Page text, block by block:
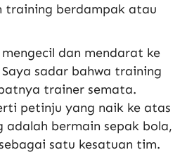
training berdampak atau
dan mendarat ke
sadar bahwa training
trainer semata.
petinju yang naik ke atas
adalah bermain sepak bola,
satu kesatuan tim.